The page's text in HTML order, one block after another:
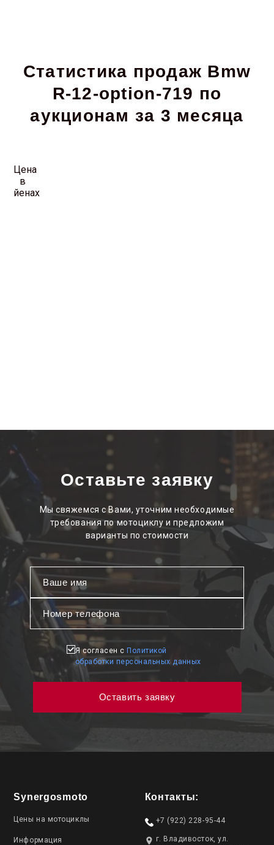
Статистика продаж Bmw
R-12-option-719 по
аукционам за 3 месяца
Цена
в
йенах
Оставьте заявку
Мы свяжемся с Вами, уточним необходимые
требования по мотоциклу и предложим
варианты по стоимости
Я согласен с Политикой
обработки персональных данных
Synergosmoto
Цены на мотоциклы
Информация
Контакты:
+7 (922) 228-95-44
г. Владивосток, ул.